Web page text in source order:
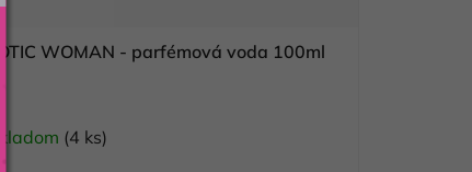
ROBOTIC WOMAN - parfémová voda 100ml
Skladom (4 ks)